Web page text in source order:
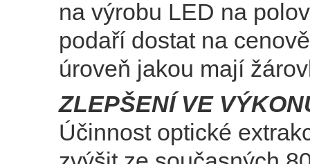
na výrobu LED na
podaří dostat na
úroveň jakou mají
ZLEPŠENÍ VE
Účinnost optické